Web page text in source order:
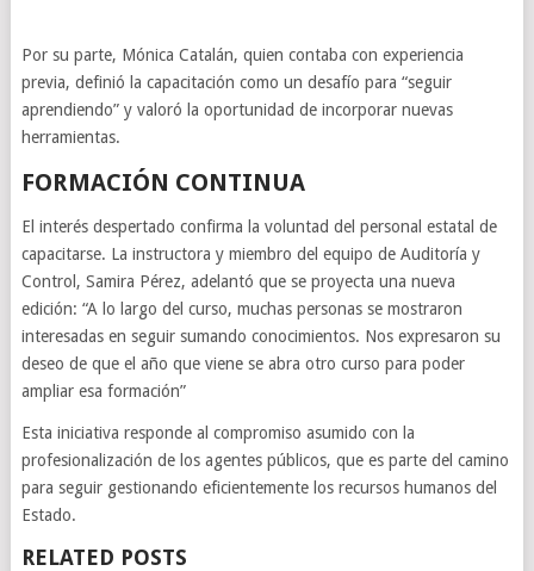
Por su parte, Mónica Catalán, quien contaba con experiencia
previa, definió la capacitación como un desafío para “seguir
aprendiendo” y valoró la oportunidad de incorporar nuevas
herramientas.
FORMACIÓN CONTINUA
El interés despertado confirma la voluntad del personal estatal de
capacitarse. La instructora y miembro del equipo de Auditoría y
Control, Samira Pérez, adelantó que se proyecta una nueva
edición: “A lo largo del curso, muchas personas se mostraron
interesadas en seguir sumando conocimientos. Nos expresaron su
deseo de que el año que viene se abra otro curso para poder
ampliar esa formación”
Esta iniciativa responde al compromiso asumido con la
profesionalización de los agentes públicos, que es parte del camino
para seguir gestionando eficientemente los recursos humanos del
Estado.
RELATED POSTS